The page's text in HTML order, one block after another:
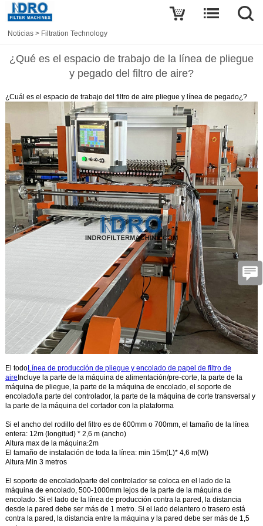
Noticias > Filtration Technology
¿Qué es el espacio de trabajo de la línea de pliegue
y pegado del filtro de aire?
¿Cuál es el espacio de trabajo del filtro de aire pliegue y línea de pegado¿?
El todoLínea de producción de pliegue y encolado de papel de filtro de
aireIncluye la parte de la máquina de alimentación/pre-corte, la parte de la
máquina de pliegue, la parte de la máquina de encolado, el soporte de
encolado/la parte del controlador, la parte de la máquina de corte transversal y
la parte de la máquina del cortador con la plataforma
Si el ancho del rodillo del filtro es de 600mm o 700mm, el tamaño de la línea
entera: 12m (longitud) * 2,6 m (ancho)
Altura max de la máquina:2m
El tamaño de instalación de toda la línea: min 15m(L)* 4,6 m(W)
Altura:Min 3 metros
El soporte de encolado/parte del controlador se coloca en el lado de la
máquina de encolado, 500-1000mm lejos de la parte de la máquina de
encolado. Si el lado de la línea de producción contra la pared, la distancia
desde la pared debe ser más de 1 metro. Si el lado delantero o trasero está
contra la pared, la distancia entre la máquina y la pared debe ser más de 1,5